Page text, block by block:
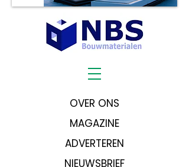
OVER ONS
MAGAZINE
ADVERTEREN
NIEUWSBRIEF